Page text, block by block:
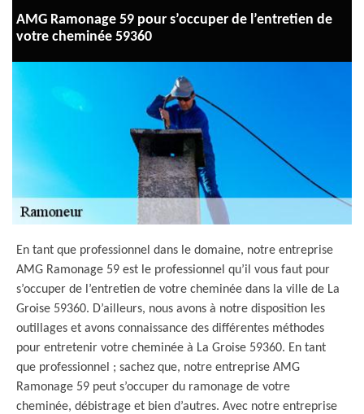
AMG Ramonage 59 pour s’occuper de l’entretien de
votre cheminée 59360
En tant que professionnel dans le domaine, notre entreprise
AMG Ramonage 59 est le professionnel qu’il vous faut pour
s’occuper de l’entretien de votre cheminée dans la ville de La
Groise 59360. D’ailleurs, nous avons à notre disposition les
outillages et avons connaissance des différentes méthodes
pour entretenir votre cheminée à La Groise 59360. En tant
que professionnel ; sachez que, notre entreprise AMG
Ramonage 59 peut s’occuper du ramonage de votre
cheminée, débistrage et bien d’autres. Avec notre entreprise